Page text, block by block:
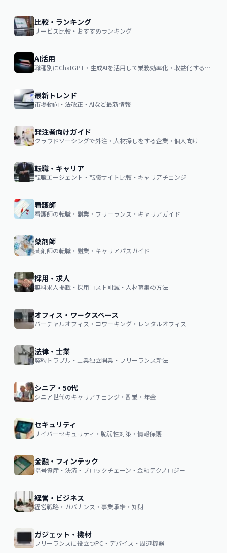
比較・ランキング
サービス比較・おすすめランキング
AI活用
職種別にChatGPT・生成AIを活用して業務効率化・収益化するノウハウ
最新トレンド
市場動向・法改正・AIなど最新情報
発注者向けガイド
クラウドソーシングで外注・人材探しをする企業・個人向け
転職・キャリア
転職エージェント・転職サイト比較・キャリアチェンジ
看護師
看護師の転職・副業・フリーランス・キャリアガイド
薬剤師
薬剤師の転職・副業・キャリアパスガイド
採用・求人
無料求人掲載・採用コスト削減・人材募集の方法
オフィス・ワークスペース
バーチャルオフィス・コワーキング・レンタルオフィス
法律・士業
契約トラブル・士業独立開業・フリーランス新法
シニア・50代
シニア世代のキャリアチェンジ・副業・年金
セキュリティ
サイバーセキュリティ・脆弱性対策・情報保護
金融・フィンテック
暗号資産・決済・ブロックチェーン・金融テクノロジー
経営・ビジネス
経営戦略・ガバナンス・事業承継・知財
ガジェット・機材
フリーランスに役立つPC・デバイス・周辺機器